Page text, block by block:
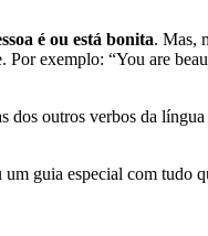
é ou está bonita. Mas,
Por exemplo: “You are
dos outros verbos da
guia especial com tudo